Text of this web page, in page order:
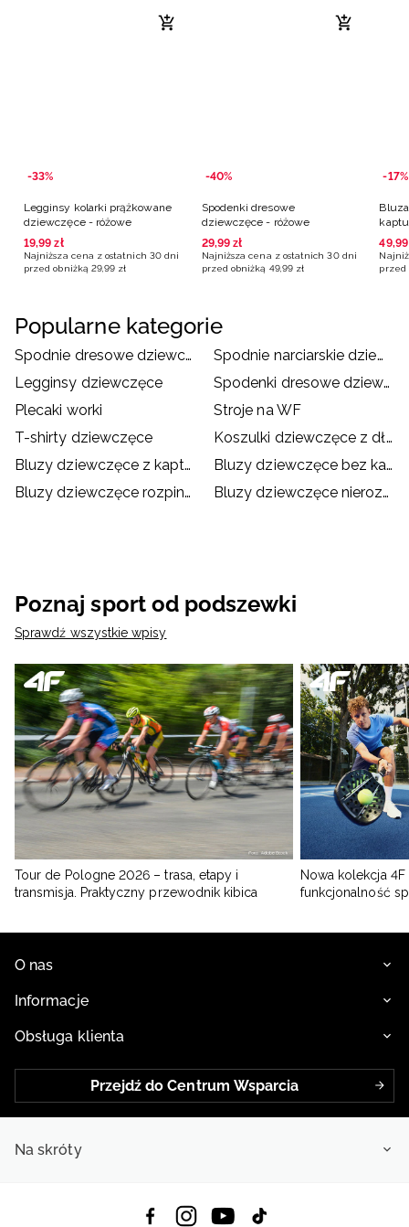
-33%
Legginsy kolarki prążkowane
dziewczęce - różowe
19,99 zł
Najniższa cena z ostatnich 30 dni
przed obniżką 29,99 zł
-40%
Spodenki dresowe
dziewczęce - różowe
29,99 zł
Najniższa cena z ostatnich 30 dni
przed obniżką 49,99 zł
-17%
49,99
przed
Popularne kategorie
Spodnie dresowe dziewczęce
Spodnie narciarskie dziewczęce
Legginsy dziewczęce
Spodenki dresowe dziewczęce
Plecaki worki
Stroje na WF
T-shirty dziewczęce
Koszulki dziewczęce z długim rękawem
Bluzy dziewczęce z kapturem
Bluzy dziewczęce bez kaptura
Bluzy dziewczęce rozpinane
Bluzy dziewczęce nierozpinane
Poznaj sport od podszewki
Sprawdź wszystkie wpisy
Tour de Pologne 2026 – trasa, etapy i
transmisja. Praktyczny przewodnik kibica
Nowa kolekcja
funkcjonalność
O nas
Informacje
Obsługa klienta
Przejdź do Centrum Wsparcia
Na skróty